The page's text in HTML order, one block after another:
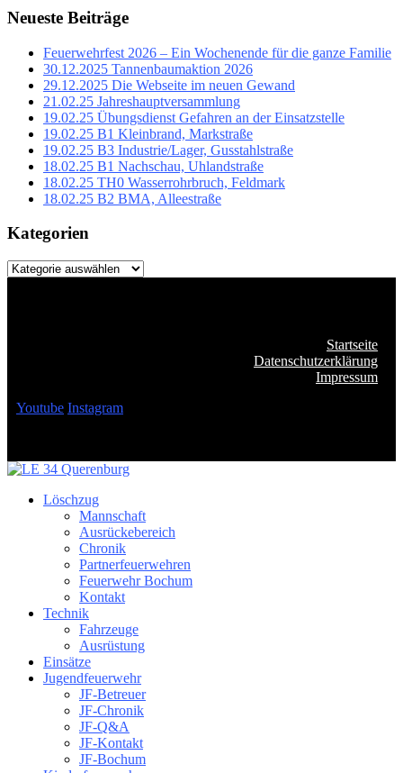
Neueste Beiträge
Feuerwehrfest 2026 – Ein Wochenende für die ganze Familie
30.12.2025 Tannenbaumaktion 2026
29.12.2025 Die Webseite im neuen Gewand
21.02.25 Jahreshauptversammlung
19.02.25 Übungsdienst Gefahren an der Einsatzstelle
19.02.25 B1 Kleinbrand, Markstraße
19.02.25 B3 Industrie/Lager, Gusstahlstraße
18.02.25 B1 Nachschau, Uhlandstraße
18.02.25 TH0 Wasserrohrbruch, Feldmark
18.02.25 B2 BMA, Alleestraße
Kategorien
Kategorien
Startseite
Datenschutzerklärung
Impressum
Youtube Instagram
Löschzug
Mannschaft
Ausrückebereich
Chronik
Partnerfeuerwehren
Feuerwehr Bochum
Kontakt
Technik
Fahrzeuge
Ausrüstung
Einsätze
Jugendfeuerwehr
JF-Betreuer
JF-Chronik
JF-Q&A
JF-Kontakt
JF-Bochum